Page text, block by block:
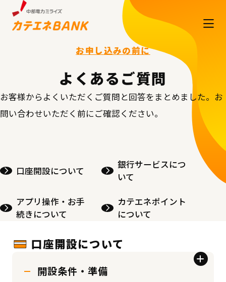
お申し込みの前に
よくあるご質問
お客様からよくいただくご質問と回答をまとめました。お
問い合わせいただく前にご確認ください。
口座開設について
銀行サービスにつ
いて
アプリ操作・お手
続きについて
カテエネポイント
について
口座開設について
開設条件・準備